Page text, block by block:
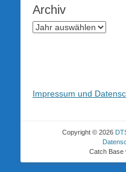
Archiv
Impressum und
Copyright © 2026
Catch Base